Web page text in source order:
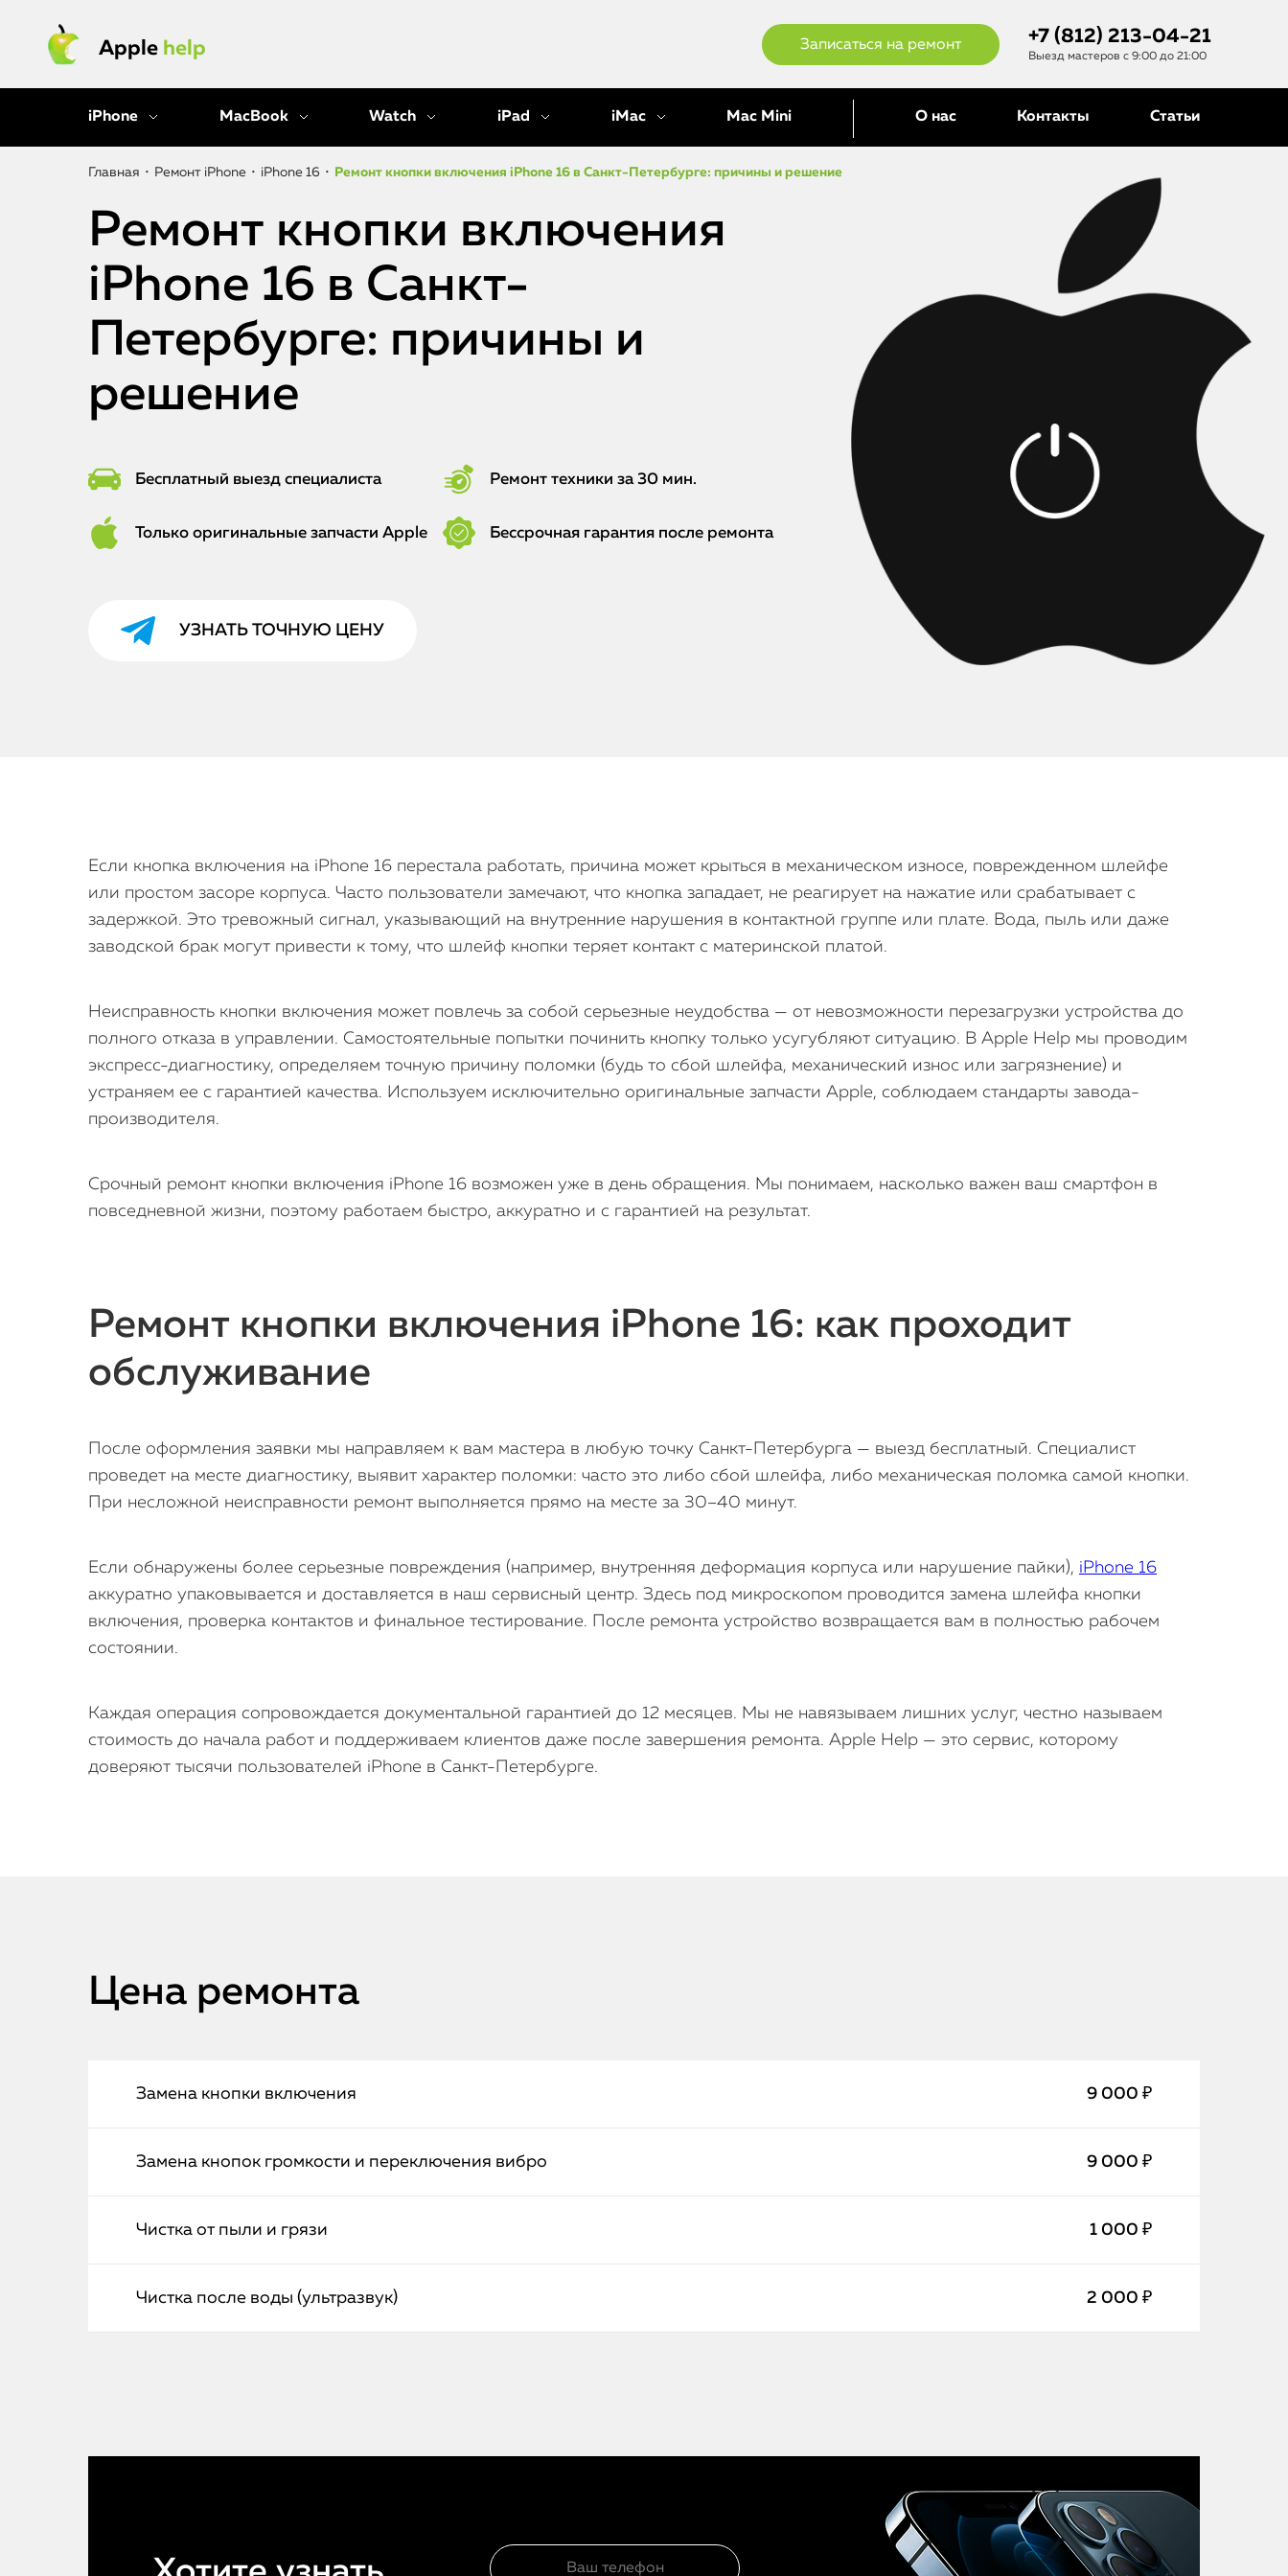
Apple help Записаться на ремонт +7 (812) 213-04-21
Выезд мастеров с 9:00 до 21:00
iPhone MacBook Watch iPad iMac Mac Mini О нас Контакты Статьи
Главная • Ремонт iPhone • iPhone 16 • Ремонт кнопки включения iPhone 16 в Санкт-Петербурге: причины и решение
Ремонт кнопки включения
iPhone 16 в Санкт-
Петербурге: причины и
решение
Бесплатный выезд специалиста Ремонт техники за 30 мин.
Только оригинальные запчасти Apple Бессрочная гарантия после ремонта
УЗНАТЬ ТОЧНУЮ ЦЕНУ
Если кнопка включения на iPhone 16 перестала работать, причина может крыться в механическом износе, поврежденном шлейфе
или простом засоре корпуса. Часто пользователи замечают, что кнопка западает, не реагирует на нажатие или срабатывает с
задержкой. Это тревожный сигнал, указывающий на внутренние нарушения в контактной группе или плате. Вода, пыль или даже
заводской брак могут привести к тому, что шлейф кнопки теряет контакт с материнской платой.
Неисправность кнопки включения может повлечь за собой серьезные неудобства — от невозможности перезагрузки устройства до
полного отказа в управлении. Самостоятельные попытки починить кнопку только усугубляют ситуацию. В Apple Help мы проводим
экспресс-диагностику, определяем точную причину поломки (будь то сбой шлейфа, механический износ или загрязнение) и
устраняем ее с гарантией качества. Используем исключительно оригинальные запчасти Apple, соблюдаем стандарты завода-
производителя.
Срочный ремонт кнопки включения iPhone 16 возможен уже в день обращения. Мы понимаем, насколько важен ваш смартфон в
повседневной жизни, поэтому работаем быстро, аккуратно и с гарантией на результат.
Ремонт кнопки включения iPhone 16: как проходит
обслуживание
После оформления заявки мы направляем к вам мастера в любую точку Санкт-Петербурга — выезд бесплатный. Специалист
проведет на месте диагностику, выявит характер поломки: часто это либо сбой шлейфа, либо механическая поломка самой кнопки.
При несложной неисправности ремонт выполняется прямо на месте за 30–40 минут.
Если обнаружены более серьезные повреждения (например, внутренняя деформация корпуса или нарушение пайки), iPhone 16
аккуратно упаковывается и доставляется в наш сервисный центр. Здесь под микроскопом проводится замена шлейфа кнопки
включения, проверка контактов и финальное тестирование. После ремонта устройство возвращается вам в полностью рабочем
состоянии.
Каждая операция сопровождается документальной гарантией до 12 месяцев. Мы не навязываем лишних услуг, честно называем
стоимость до начала работ и поддерживаем клиентов даже после завершения ремонта. Apple Help — это сервис, которому
доверяют тысячи пользователей iPhone в Санкт-Петербурге.
Цена ремонта
Замена кнопки включения 9 000 ₽
Замена кнопок громкости и переключения вибро 9 000 ₽
Чистка от пыли и грязи 1 000 ₽
Чистка после воды (ультразвук) 2 000 ₽